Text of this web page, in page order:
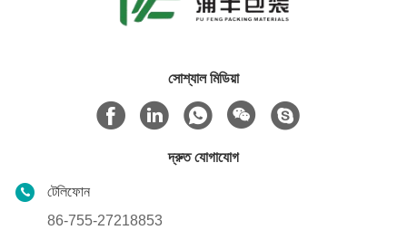
সোশ্যাল মিডিয়া
দ্রুত যোগাযোগ
টেলিফোন
86-755-27218853